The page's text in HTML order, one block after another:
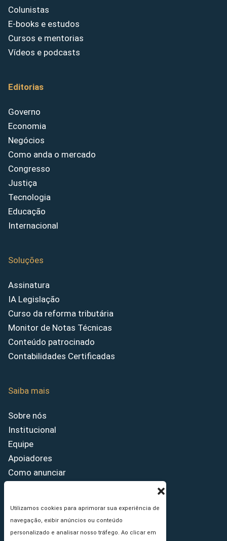
Utilizamos cookies para aprimorar sua experiência de
navegação, exibir anúncios ou conteúdo
personalizado e analisar nosso tráfego. Ao clicar em
Colunistas
E-books e estudos
Cursos e mentorias
Vídeos e podcasts
Editorias
Governo
Economia
Negócios
Como anda o mercado
Congresso
Justiça
Tecnologia
Educação
Internacional
Soluções
Assinatura
IA Legislação
Curso da reforma tributária
Monitor de Notas Técnicas
Conteúdo patrocinado
Contabilidades Certificadas
Saiba mais
Sobre nós
Institucional
Equipe
Apoiadores
Como anunciar
Princípios Editoriais